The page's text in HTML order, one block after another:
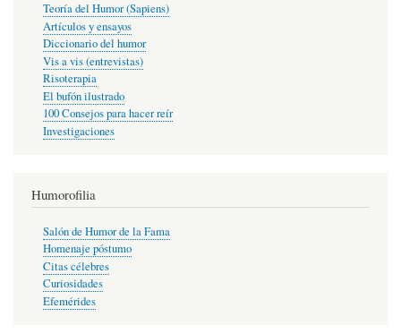
Teoría del Humor (Sapiens)
Artículos y ensayos
Diccionario del humor
Vis a vis (entrevistas)
Risoterapia
El bufón ilustrado
100 Consejos para hacer reír
Investigaciones
Humorofilia
Salón de Humor de la Fama
Homenaje póstumo
Citas célebres
Curiosidades
Efemérides